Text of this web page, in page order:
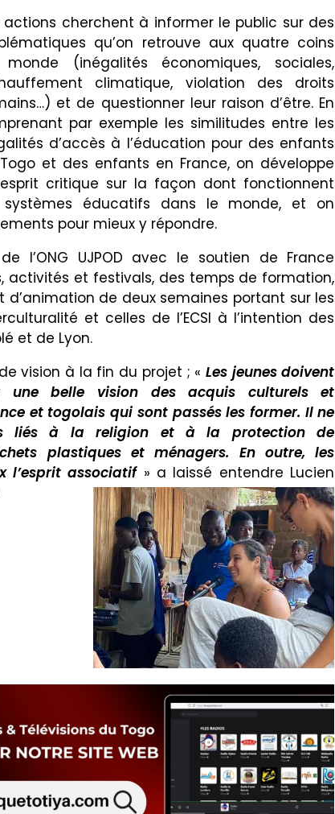
actions cherchent à informer le public sur des
qu’on retrouve aux quatre coins
(inégalités économiques, sociales,
climatique, violation des droits
et de questionner leur raison d’être. En
par exemple les similitudes entre les
d’accès à l’éducation pour des enfants
et des enfants en France, on développe
critique sur la façon dont fonctionnent
systèmes éducatifs dans le monde, et on
pour mieux y répondre.
l’ONG UJPOD avec le soutien de France
activités et festivals, des temps de formation,
d’animation de deux semaines portant sur les
et celles de l’ECSI à l’intention des
et de Lyon.
vision à la fin du projet ; « Les jeunes doivent
une belle vision des acquis culturels et
et togolais qui sont passés les former. Il ne
liés à la religion et à la protection de
plastiques et ménagers. En outre, les
l’esprit associatif» a laissé entendre Lucien